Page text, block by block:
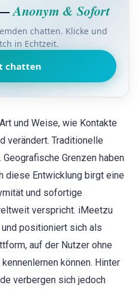
—Anonym & Sofort
chatten. Klicke und
in Echtzeit.
chatten
und Weise, wie Kontakte
verändert. Traditionelle
Grenzen haben
diese Entwicklung birgt eine
und sofortige
verspricht. iMeetzu
positioniert sich als
auf der Nutzer ohne
können. Hinter
verbergen sich jedoch